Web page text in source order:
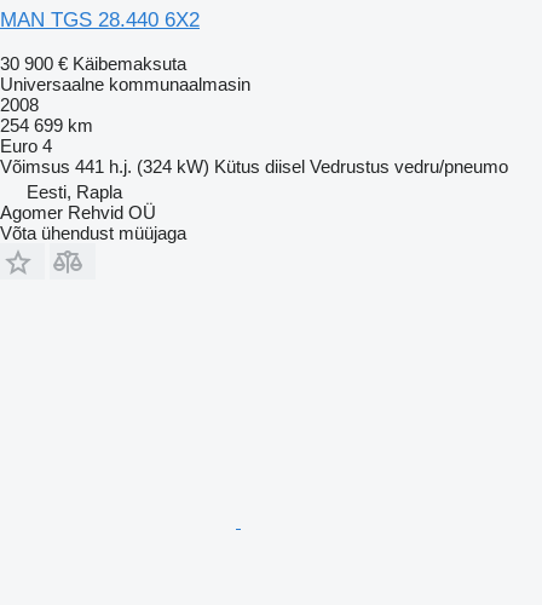
MAN TGS 28.440 6X2
30 900 € Käibemaksuta
Universaalne kommunaalmasin
2008
254 699 km
Euro 4
Võimsus 441 h.j. (324 kW) Kütus diisel Vedrustus vedru/pneumo
Eesti, Rapla
Agomer Rehvid OÜ
Võta ühendust müüjaga